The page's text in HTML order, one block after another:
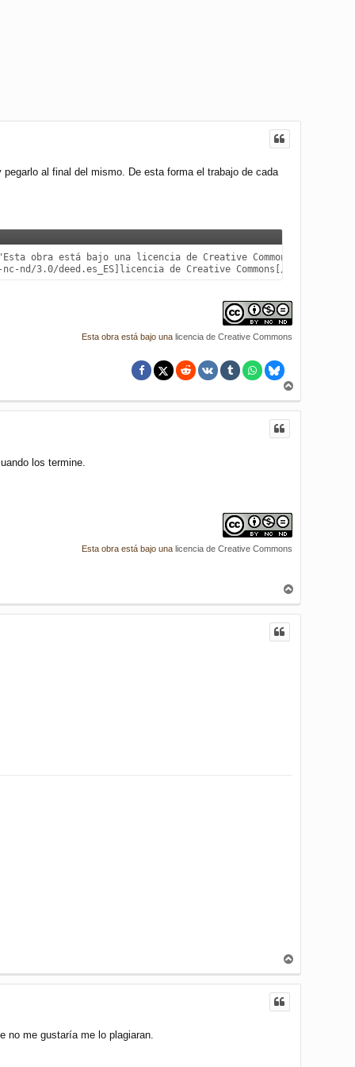
al final del mismo. De esta forma el trabajo de cada
obra está bajo una licencia de Creative
nc-nd/3.0/deed.es_ES]licencia de Creative Commons[/url][/
Esta obra está bajo una licencia de Creative Commons
r
r
los termine.
Esta obra está bajo una licencia de Creative Commons
r
r
r
r
no me gustaría me lo plagiaran.